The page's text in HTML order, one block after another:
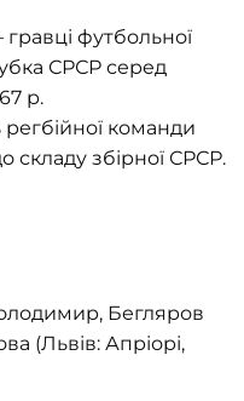
гравці футбольної
СРСР серед
р.
регбійної команди
складу збірної СРСР.
Бегляров
(Львів: Апріорі,